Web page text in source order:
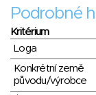
Podrobné
Kritérium
Loga
Konkrétní země
původu/výrobce